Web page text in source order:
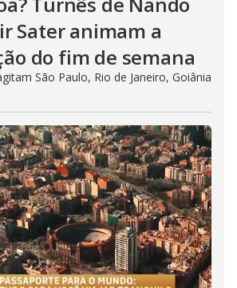
Sater animam a
do fim de semana
São Paulo, Rio de Janeiro, Goiânia